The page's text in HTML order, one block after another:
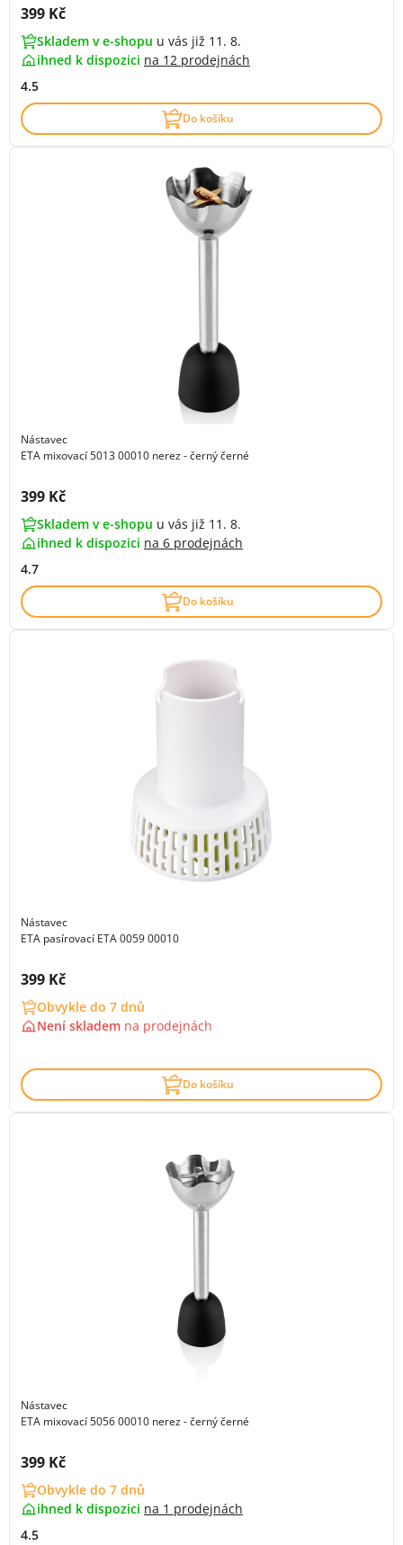
Cena s DPH:
399 Kč
Skladem v e-shopu u vás již 11. 8.
ihned k dispozici na 12 prodejnách
4.5
Do košíku
Nástavec
ETA mixovací 5013 00010 nerez - černý černé
Cena s DPH:
399 Kč
Skladem v e-shopu u vás již 11. 8.
ihned k dispozici na 6 prodejnách
4.7
Do košíku
Nástavec
ETA pasírovací ETA 0059 00010
Cena s DPH:
399 Kč
Obvykle do 7 dnů
Není skladem na prodejnách
Do košíku
Nástavec
ETA mixovací 5056 00010 nerez - černý černé
Cena s DPH:
399 Kč
Obvykle do 7 dnů
ihned k dispozici na 1 prodejnách
4.5